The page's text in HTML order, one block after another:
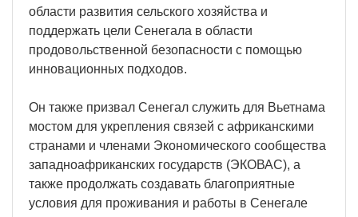
области развития сельского хозяйства и
поддержать цели Сенегала в области
продовольственной безопасности с помощью
инновационных подходов.
Он также призвал Сенегал служить для Вьетнама
мостом для укрепления связей с африканскими
странами и членами Экономического сообщества
западноафриканских государств (ЭКОВАС), а
также продолжать создавать благоприятные
условия для проживания и работы в Сенегале